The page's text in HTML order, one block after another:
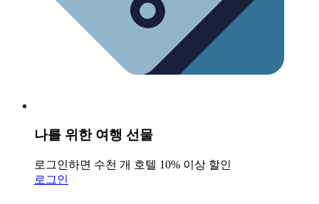
나를 위한 여행 선물
로그인하면 수천 개 호텔 10% 이상 할인
로그인